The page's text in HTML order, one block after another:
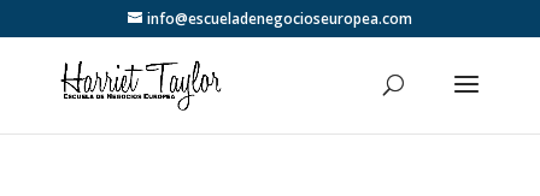
info@escueladenegocioseuropea.com